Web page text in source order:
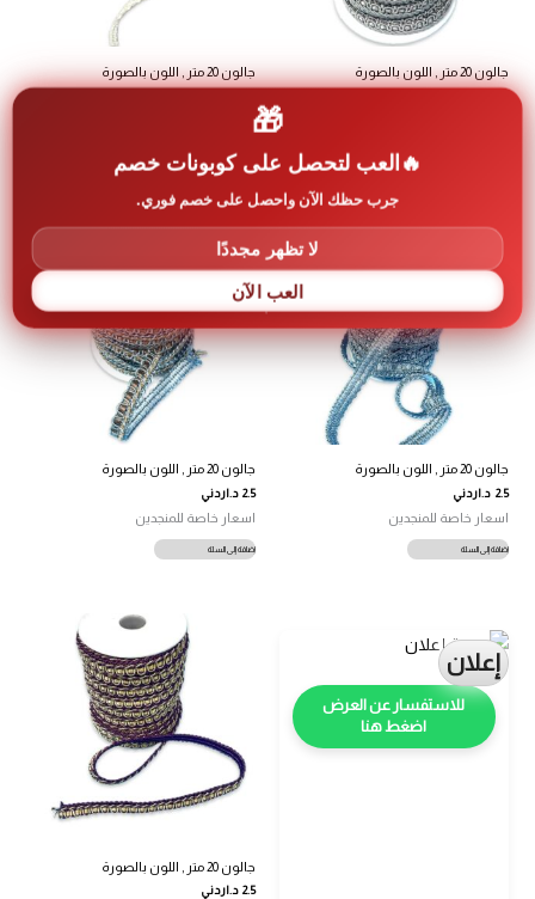
جالون 20 متر , اللون بالصورة جالون 20 متر , اللون بالصورة
اسعار خاصة للمنجدين
جالون 20 متر , اللون بالصورة
2.5 د.اردني
اسعار خاصة للمنجدين
إضافة إلى السلة
جالون 20 متر , اللون بالصورة
2.5 د.اردني
اسعار خاصة للمنجدين
إضافة إلى السلة
إعلان
للاستفسار عن العرض
اضغط هنا
جالون 20 متر , اللون بالصورة
2.5 د.اردني
🎁
العب لتحصل على كوبونات خصم
جرب حظك الآن واحصل على خصم فوري.
لا تظهر مجددًا
العب الآن